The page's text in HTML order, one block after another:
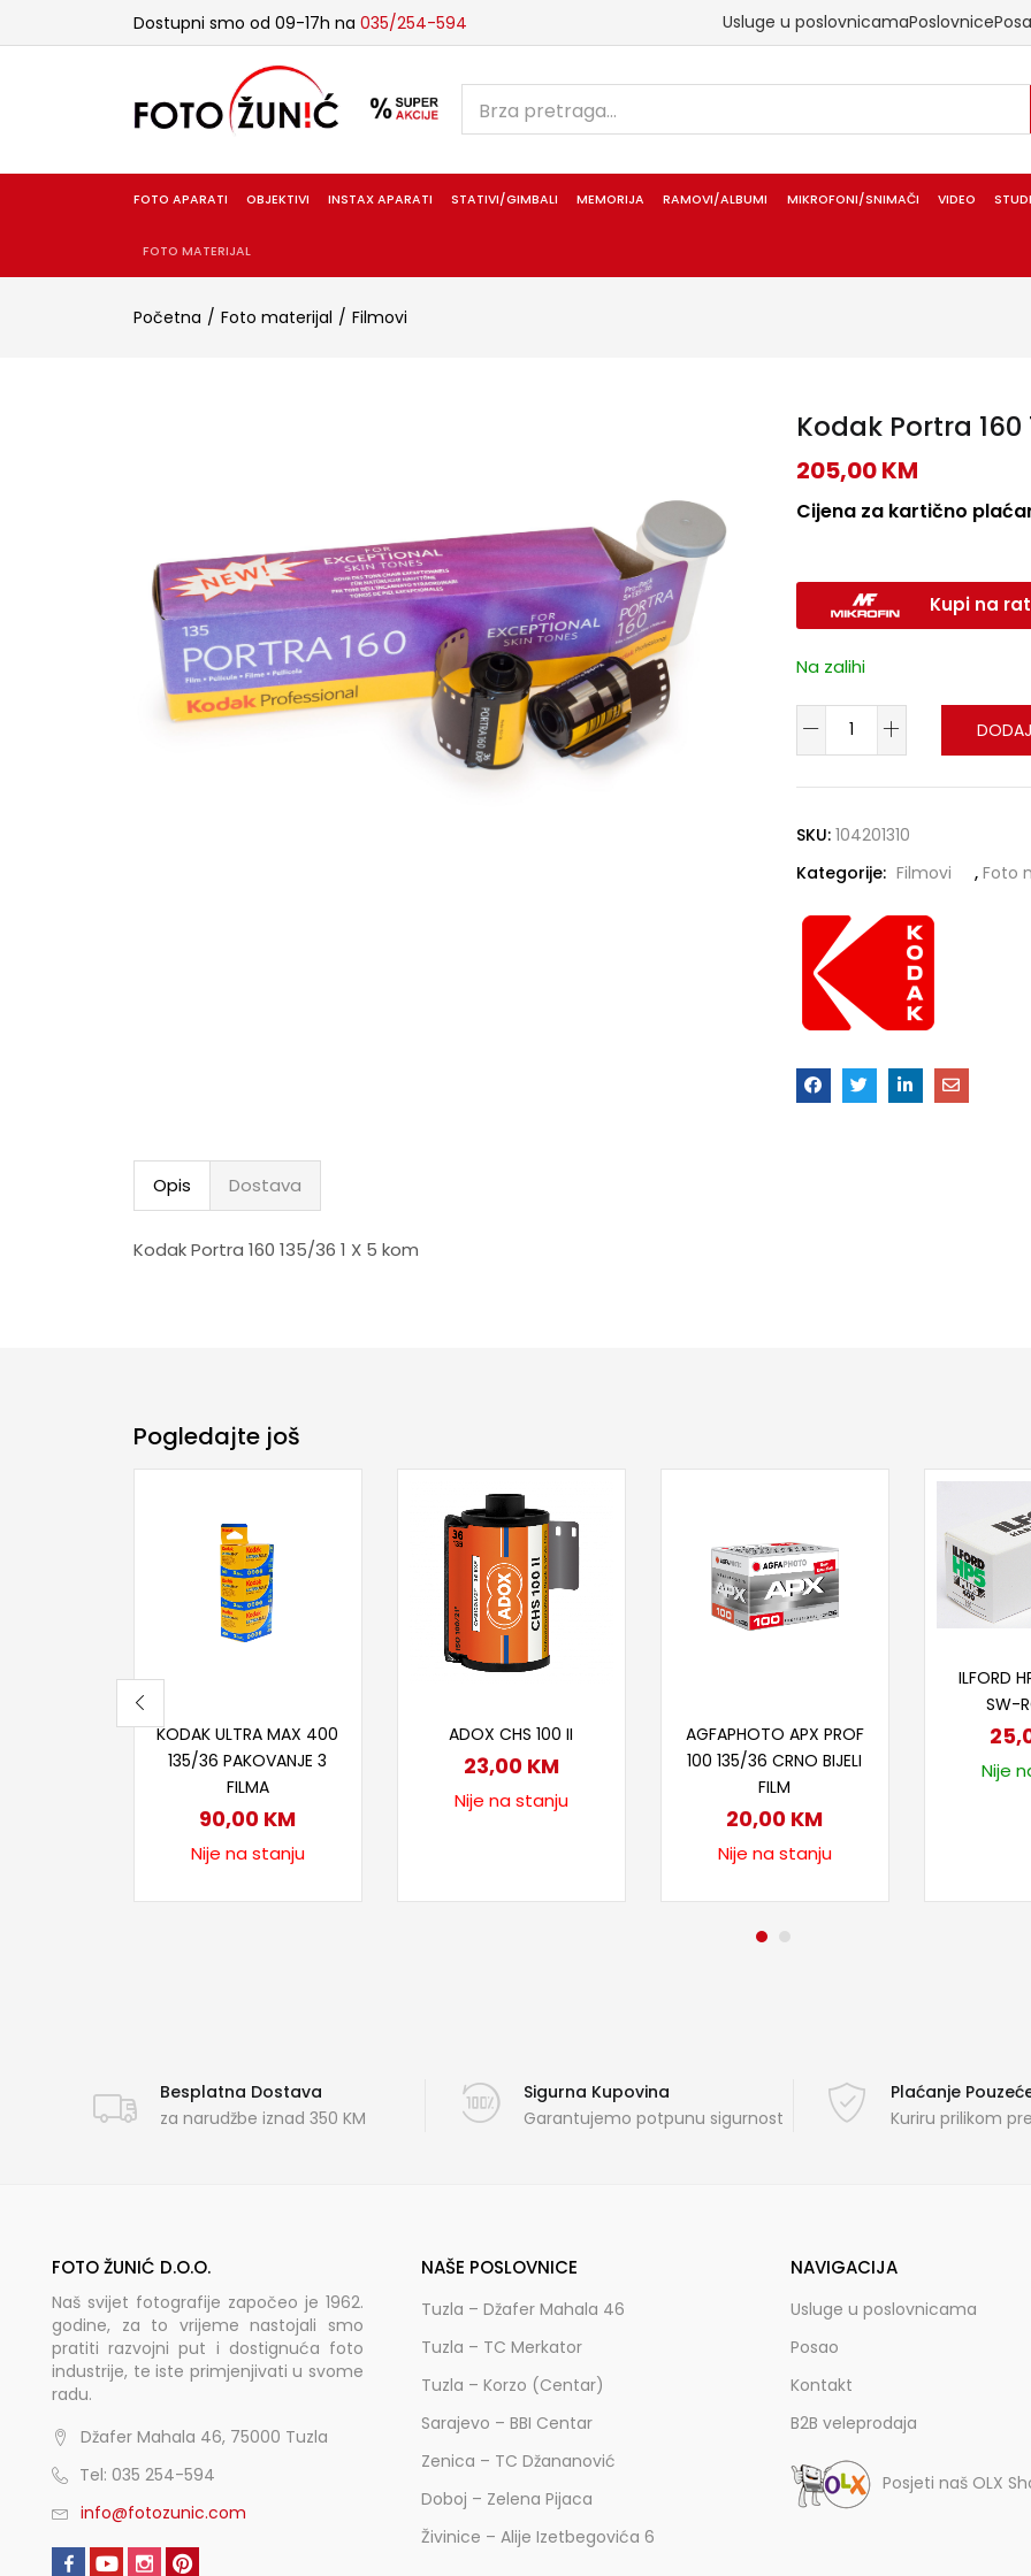
Dostupni smo od 09-17h na 035/254-594 Usluge u poslovnicamaPoslovnice
FOTO APARATI OBJEKTIVI INSTAX APARATI STATIVI/GIMBALI MEMORIJA RAMOVI/ALBUMI MIKROFONI/SNIMAČI VIDEO
FOTO MATERIJAL
Početna Foto materijal Filmovi
Kodak Portra 160
205,00KM
Cijena za kartično
Kupi na
Na zalihi
SKU: 104201310
Kategorije: Filmovi , Foto
Opis Dostava
Kodak Portra 160 135/36 1 X 5 kom
Pogledajte još
KODAK ULTRA MAX 400
135/36 PAKOVANJE 3
FILMA
90,00 KM
Nije na stanju
ADOX CHS 100 II
23,00 KM
Nije na stanju
AGFAPHOTO APX PROF
100 135/36 CRNO BIJELI
FILM
20,00 KM
Nije na stanju
ILFORD
SW-
Nije
Besplatna Dostava
za narudžbe iznad 350 KM
Sigurna Kupovina
Garantujemo potpunu sigurnost
Plaćanje
Kuriru prilikom
FOTO ŽUNIĆ D.O.O.
Naš svijet fotografije započeo je 1962.
godine, za to vrijeme nastojali smo
pratiti razvojni put i dostignuća foto
industrije, te iste primjenjivati u svome
radu.
Džafer Mahala 46, 75000 Tuzla
Tel: 035 254-594
info@fotozunic.com
NAŠE POSLOVNICE
Tuzla – Džafer Mahala 46
Tuzla – TC Merkator
Tuzla – Korzo (Centar)
Sarajevo – BBI Centar
Zenica – TC Džananović
Doboj – Zelena Pijaca
Živinice – Alije Izetbegovića 6
NAVIGACIJA
Usluge u poslovnicama
Posao
Kontakt
B2B veleprodaja
Posjeti naš OLX